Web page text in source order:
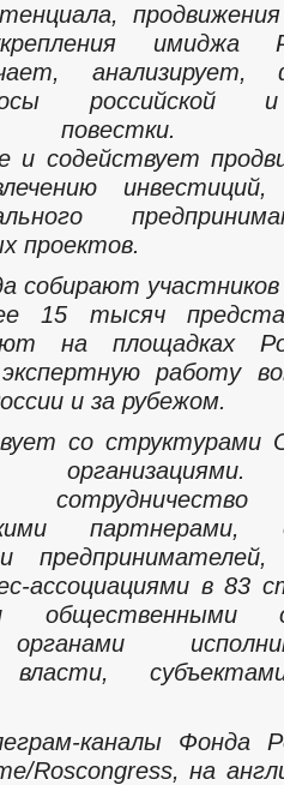
имиджа
российской и
повестки.
и содействует
инвестиций,
проектов.
собирают
15 тысяч
на площадках
работу
и за рубежом.
со структурами
партнерами,
предпринимателей,
ассоциациями в 83
общественными
органами
власти,
каналы Фонда
Roscongress, на